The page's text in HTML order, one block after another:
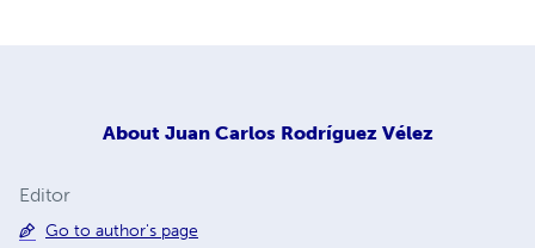
About Juan Carlos Rodríguez Vélez
Editor
Go to author's page